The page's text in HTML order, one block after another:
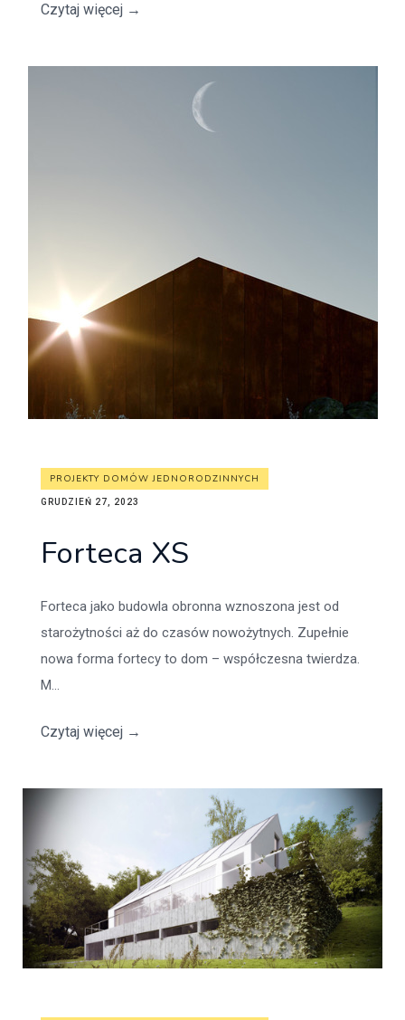
Czytaj więcej →
PROJEKTY DOMÓW JEDNORODZINNYCH
GRUDZIEŃ 27, 2023
Forteca XS
Forteca jako budowla obronna wznoszona jest od
starożytności aż do czasów nowożytnych. Zupełnie
nowa forma fortecy to dom – współczesna twierdza.
M...
Czytaj więcej →